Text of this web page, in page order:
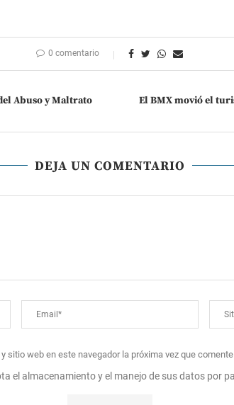
0 comentario
Abuso y Maltrato
El BMX movió el
DEJA UN COMENTARIO
sitio web en este navegador la próxima vez que comente.
el almacenamiento y el manejo de sus datos por